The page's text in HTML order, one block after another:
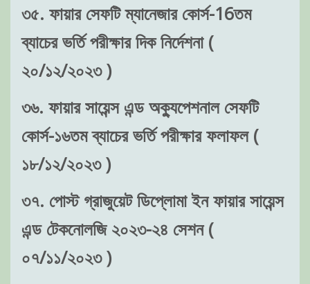
৩৫. ফায়ার সেফটি ম্যানেজার কোর্স-16তম
ব্যাচের ভর্তি পরীক্ষার দিক নির্দেশনা (
২০/১২/২০২৩ )
৩৬. ফায়ার সায়েন্স এন্ড অক্যুপেশনাল সেফটি
কোর্স-১৬তম ব্যাচের ভর্তি পরীক্ষার ফলাফল (
১৮/১২/২০২৩ )
৩৭. পোস্ট গ্রাজুয়েট ডিপ্লোমা ইন ফায়ার সায়েন্স
এন্ড টেকনোলজি ২০২৩-২৪ সেশন (
০৭/১১/২০২৩ )